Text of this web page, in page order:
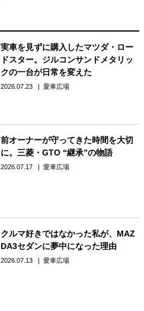
実車を見ずに購入したマツダ・ロー
ドスター。ジルコンサンドメタリッ
クの一台が日常を変えた
2026.07.23 愛車広場
前オーナーが守ってきた時間を大切
に。三菱・GTO “継承”の物語
2026.07.17 愛車広場
クルマ好きではなかった私が、MAZ
DA3セダンに夢中になった理由
2026.07.13 愛車広場